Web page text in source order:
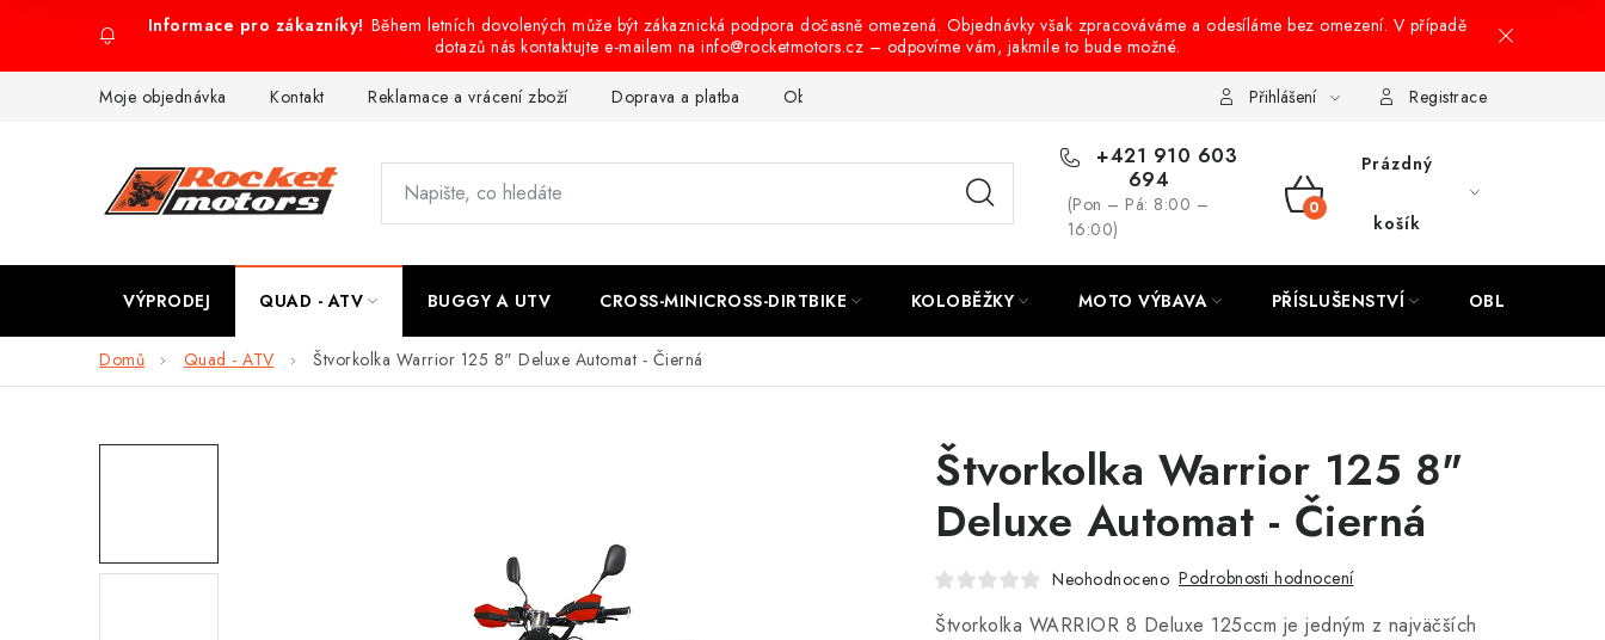
obsah
Během letních dovolených může být zákaznická podpora dočasně omezená. Objednávky však zpracováváme a odesíláme bez omezení. V případě
dotazů nás kontaktujte e-mailem na info@rocketmotors.cz – odpovíme vám, jakmile to bude možné.
Moje objednávka Kontakt Reklamace a vrácení zboží Doprava a platba Obchodní podmínky Podmínky ochrany osobních údajů Návody na montáž
Přihlášení Registrace
+421 910 603
694
(Pon – Pá: 8:00 –
16:00)
NÁKUPNÍ
Prázdný
košík
VÝPRODEJ QUAD - ATV BUGGY A UTV CROSS-MINICROSS-DIRTBIKE KOLOBĚŽKY MOTO VÝBAVA PŘÍSLUŠENSTVÍ OBLEČENÍ
Domů Quad - ATV Štvorkolka Warrior 125 8" Deluxe Automat - Čierná
Štvorkolka Warrior 125 8"
Deluxe Automat - Čierná
Neohodnoceno Podrobnosti hodnocení
Štvorkolka WARRIOR 8 Deluxe 125ccm je jedným z najväčších